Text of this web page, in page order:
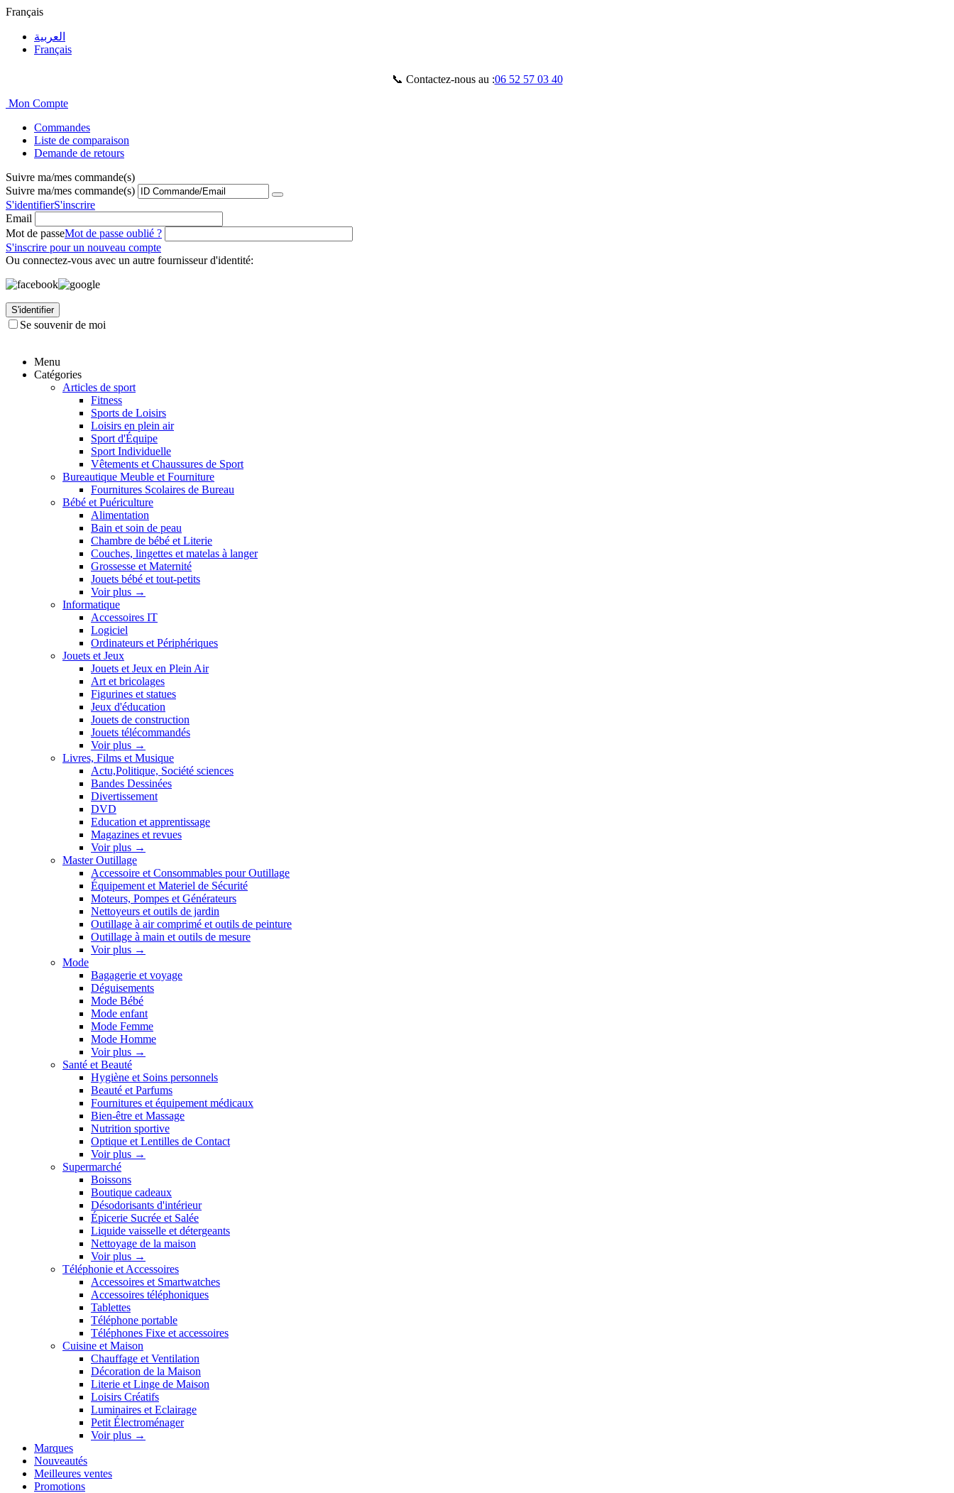
Français
العربية
Français
📞 Contactez-nous au :06 52 57 03 40
Mon Compte
Commandes
Liste de comparaison
Demande de retours
Suivre ma/mes commande(s)
Suivre ma/mes commande(s)
S'identifierS'inscrire
Email
Mot de passeMot de passe oublié ?
S'inscrire pour un nouveau compte
Ou connectez-vous avec un autre fournisseur d'identité:
S'identifier
Se souvenir de moi
Menu
Catégories
Articles de sport
Fitness
Sports de Loisirs
Loisirs en plein air
Sport d'Équipe
Sport Individuelle
Vêtements et Chaussures de Sport
Bureautique Meuble et Fourniture
Fournitures Scolaires de Bureau
Bébé et Puériculture
Alimentation
Bain et soin de peau
Chambre de bébé et Literie
Couches, lingettes et matelas à langer
Grossesse et Maternité
Jouets bébé et tout-petits
Voir plus →
Informatique
Accessoires IT
Logiciel
Ordinateurs et Périphériques
Jouets et Jeux
Jouets et Jeux en Plein Air
Art et bricolages
Figurines et statues
Jeux d'éducation
Jouets de construction
Jouets télécommandés
Voir plus →
Livres, Films et Musique
Actu,Politique, Société sciences
Bandes Dessinées
Divertissement
DVD
Education et apprentissage
Magazines et revues
Voir plus →
Master Outillage
Accessoire et Consommables pour Outillage
Équipement et Materiel de Sécurité
Moteurs, Pompes et Générateurs
Nettoyeurs et outils de jardin
Outillage à air comprimé et outils de peinture
Outillage à main et outils de mesure
Voir plus →
Mode
Bagagerie et voyage
Déguisements
Mode Bébé
Mode enfant
Mode Femme
Mode Homme
Voir plus →
Santé et Beauté
Hygiène et Soins personnels
Beauté et Parfums
Fournitures et équipement médicaux
Bien-être et Massage
Nutrition sportive
Optique et Lentilles de Contact
Voir plus →
Supermarché
Boissons
Boutique cadeaux
Désodorisants d'intérieur
Épicerie Sucrée et Salée
Liquide vaisselle et détergeants
Nettoyage de la maison
Voir plus →
Téléphonie et Accessoires
Accessoires et Smartwatches
Accessoires téléphoniques
Tablettes
Téléphone portable
Téléphones Fixe et accessoires
Cuisine et Maison
Chauffage et Ventilation
Décoration de la Maison
Literie et Linge de Maison
Loisirs Créatifs
Luminaires et Eclairage
Petit Électroménager
Voir plus →
Marques
Nouveautés
Meilleures ventes
Promotions